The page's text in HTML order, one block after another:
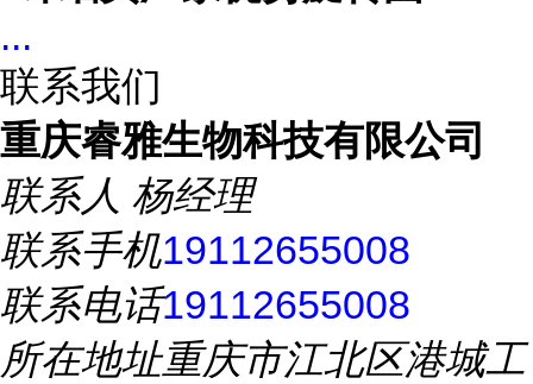
...
联系我们
重庆睿雅生物科技有限公司
联系人 杨经理
联系手机19112655008
联系电话19112655008
所在地址重庆市江北区港城工